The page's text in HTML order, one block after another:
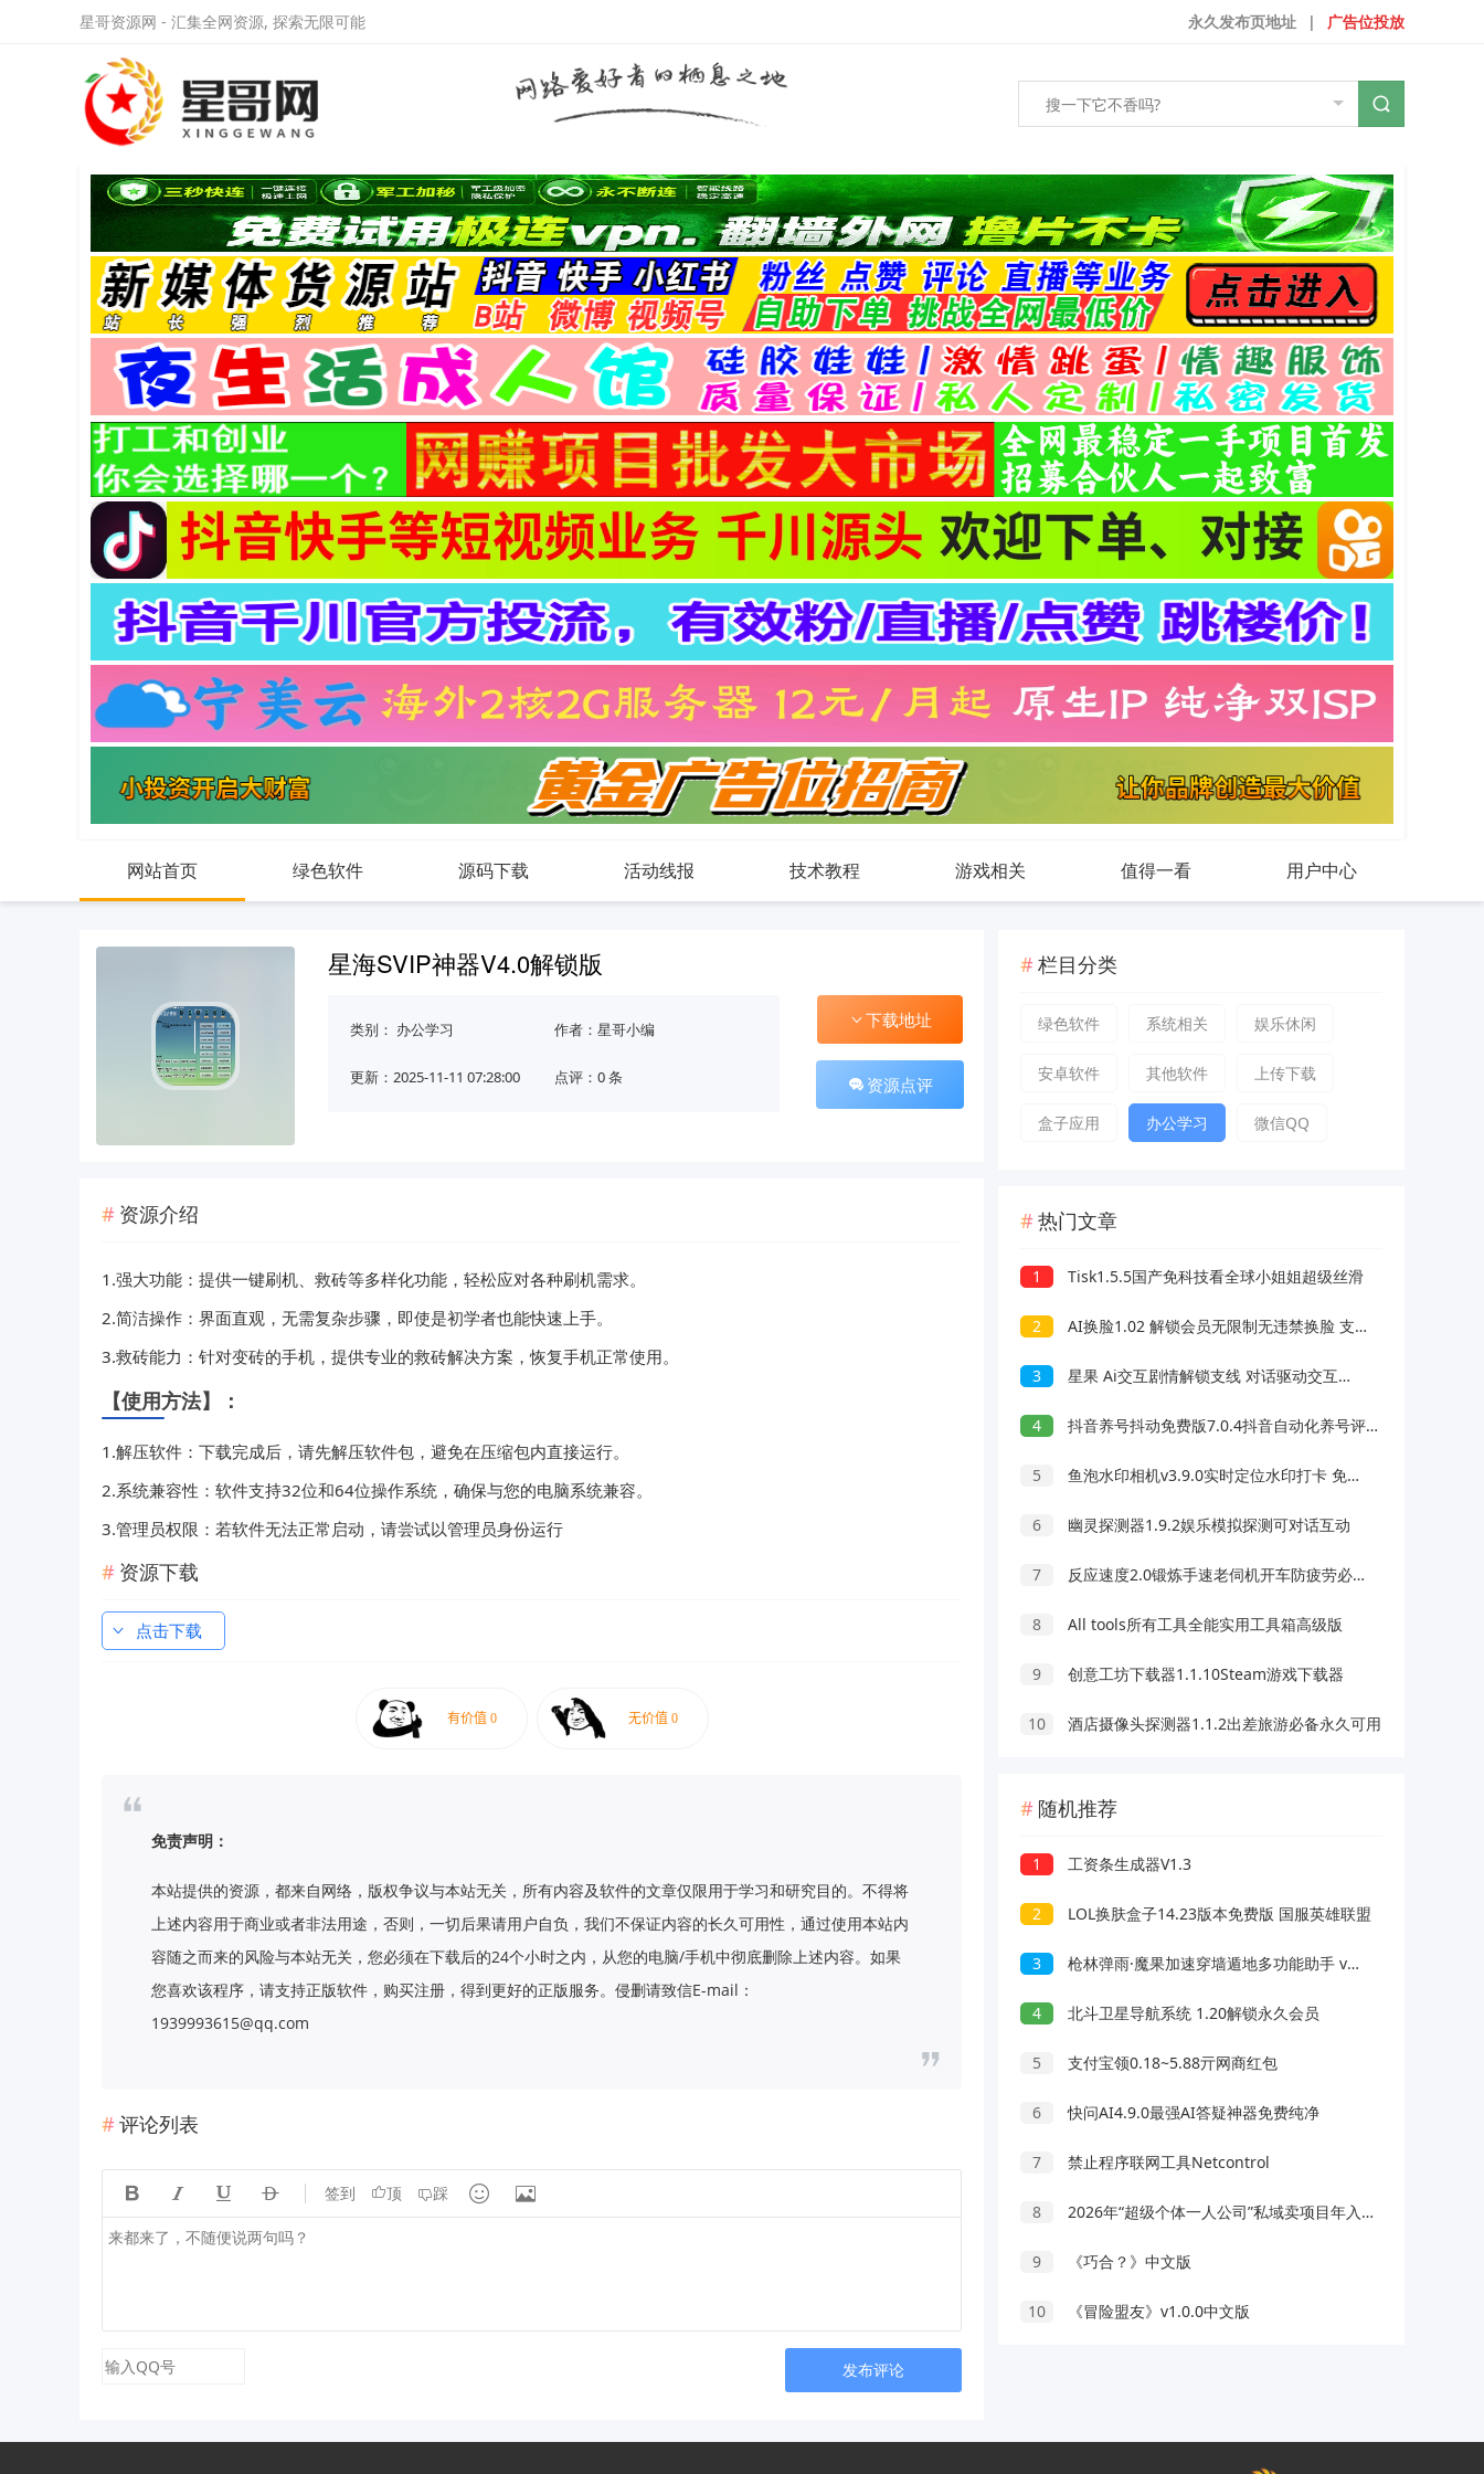
星哥资源网 - 汇集全网资源, 探索无限可能 广告位投放
|
永久发布页地址
网站首页 绿色软件 源码下载 活动线报 技术教程 游戏相关 值得一看 用户中心
星海SVIP神器V4.0解锁版
类别： 办公学习 作者：星哥小编
更新：2025-11-11 07:28:00 点评：0 条
下载地址
资源点评
资源介绍
1.强大功能：提供一键刷机、救砖等多样化功能，轻松应对各种刷机需求。
2.简洁操作：界面直观，无需复杂步骤，即使是初学者也能快速上手。
3.救砖能力：针对变砖的手机，提供专业的救砖解决方案，恢复手机正常使用。
【使用方法】：
1.解压软件：下载完成后，请先解压软件包，避免在压缩包内直接运行。
2.系统兼容性：软件支持32位和64位操作系统，确保与您的电脑系统兼容。
3.管理员权限：若软件无法正常启动，请尝试以管理员身份运行
资源下载
点击下载
免责声明：
本站提供的资源，都来自网络，版权争议与本站无关，所有内容及软件的文章仅限用于学习和研究目的。不得将
上述内容用于商业或者非法用途，否则，一切后果请用户自负，我们不保证内容的长久可用性，通过使用本站内
容随之而来的风险与本站无关，您必须在下载后的24个小时之内，从您的电脑/手机中彻底删除上述内容。如果
您喜欢该程序，请支持正版软件，购买注册，得到更好的正版服务。侵删请致信E-mail：
1939993615@qq.com
评论列表
    签到 顶 踩  
发布评论
栏目分类
绿色软件 系统相关 娱乐休闲
安卓软件 其他软件 上传下载
盒子应用 办公学习 微信QQ
热门文章
1 Tisk1.5.5国产免科技看全球小姐姐超级丝滑
2 AI换脸1.02 解锁会员无限制无违禁换脸 支持照片/视频
3 星果 Ai交互剧情解锁支线 对话驱动交互故事剧情
4 抖音养号抖动免费版7.0.4抖音自动化养号评论脚本
5 鱼泡水印相机v3.9.0实时定位水印打卡 免费无广告
6 幽灵探测器1.9.2娱乐模拟探测可对话互动
7 反应速度2.0锻炼手速老伺机开车防疲劳必备
8 All tools所有工具全能实用工具箱高级版
9 创意工坊下载器1.1.10Steam游戏下载器
10 酒店摄像头探测器1.1.2出差旅游必备永久可用
随机推荐
1 工资条生成器V1.3
2 LOL换肤盒子14.23版本免费版 国服英雄联盟
3 枪林弹雨·魔果加速穿墙遁地多功能助手 v6.17
4 北斗卫星导航系统 1.20解锁永久会员
5 支付宝领0.18~5.88亓网商红包
6 快问AI4.9.0最强AI答疑神器免费纯净
7 禁止程序联网工具Netcontrol
8 2026年“超级个体一人公司”私域卖项目年入百万，个人IP-精准引流-项目包装-转化成交
9 《巧合？》中文版
10 《冒险盟友》v1.0.0中文版